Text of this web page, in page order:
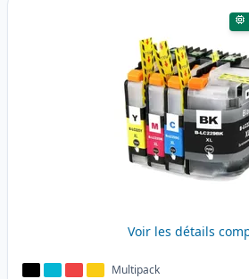
Voir les détails
Multipack